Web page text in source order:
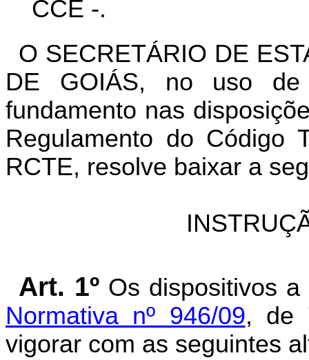
CCE -.
O SECRETÁRIO DE
DE GOIÁS, no uso de
fundamento nas
Regulamento do Código
RCTE, resolve baixar a
Art. 1º Os dispositivos
Normativa nº 946/09, de
vigorar com as seguintes